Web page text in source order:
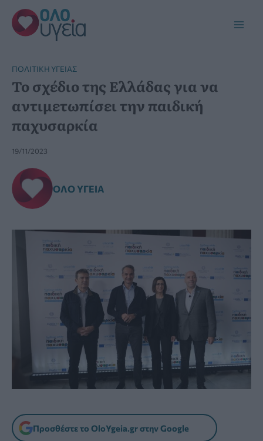
Μετάβαση
στο
περιεχόμενο
ΠΟΛΙΤΙΚΉ ΥΓΕΊΑΣ
Το σχέδιο της Ελλάδας για να
αντιμετωπίσει την παιδική
παχυσαρκία
19/11/2023
ΌΛΟ ΥΓΕΊΑ
Προσθέστε το OloYgeia.gr στην Google